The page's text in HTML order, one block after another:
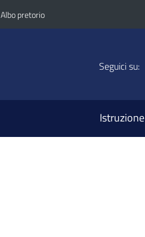
Albo pretorio
Seguici su:
Istruzione